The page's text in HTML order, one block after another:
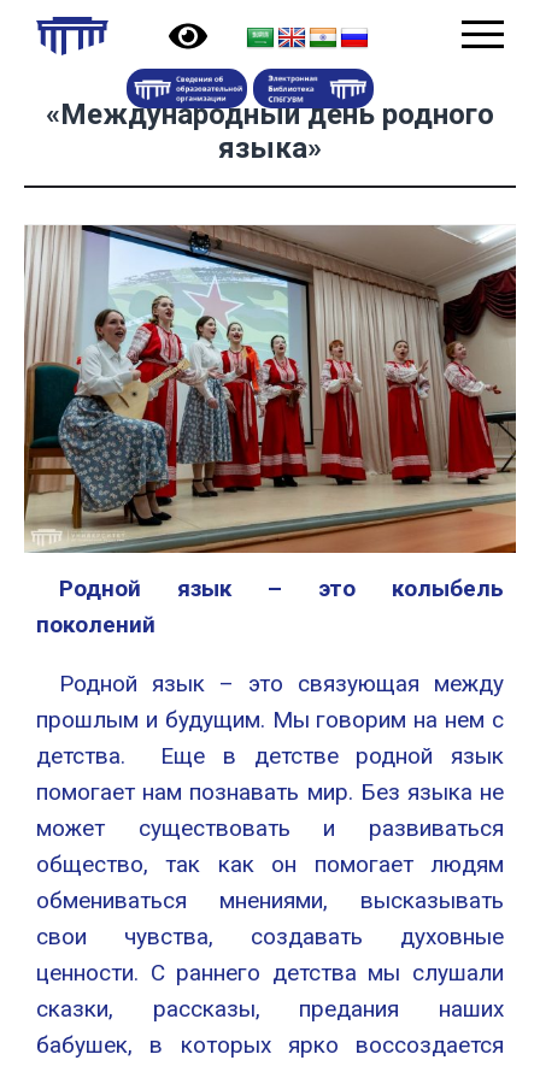
«Международный день родного
языка»
Родной язык – это колыбель
поколений
Родной язык – это связующая между
прошлым и будущим. Мы говорим на нем с
детства. Еще в детстве родной язык
помогает нам познавать мир. Без языка не
может существовать и развиваться
общество, так как он помогает людям
обмениваться мнениями, высказывать
свои чувства, создавать духовные
ценности. С раннего детства мы слушали
сказки, рассказы, предания наших
бабушек, в которых ярко воссоздается